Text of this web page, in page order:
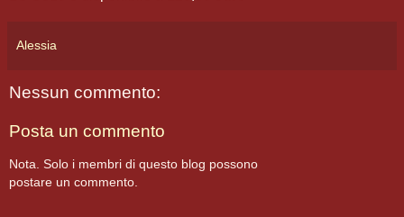
Alessia
Nessun commento:
Posta un commento
Nota. Solo i membri di questo blog possono
postare un commento.